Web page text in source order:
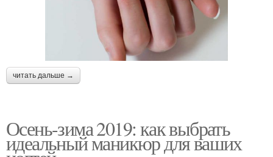
читать дальше →
Осень-зима 2019: как выбрать
идеальный маникюр для ваших